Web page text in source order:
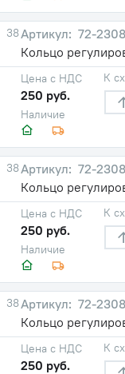
38
72-
Кольцо
Наличие
Цена с НДС
250 руб.
К
38
72-
Кольцо
Наличие
Цена с НДС
250 руб.
К
38
72-
Кольцо
Цена с НДС
250 руб.
К